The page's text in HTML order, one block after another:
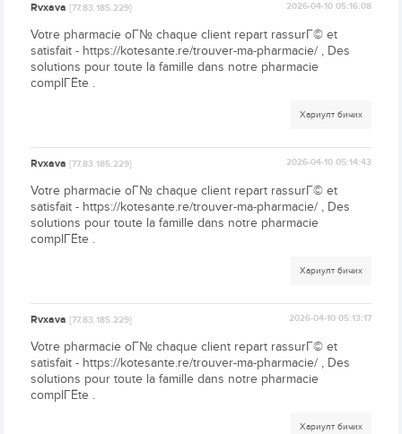
Rvxava[77.83.185.229] 2026-04-10 05:16:08
Votre pharmacie oГ№ chaque client repart rassurГ© et
satisfait - https://kotesante.re/trouver-ma-pharmacie/ , Des
solutions pour toute la famille dans notre pharmacie
complГЁte .
Хариулт бичих
Rvxava[77.83.185.229] 2026-04-10 05:14:43
Votre pharmacie oГ№ chaque client repart rassurГ© et
satisfait - https://kotesante.re/trouver-ma-pharmacie/ , Des
solutions pour toute la famille dans notre pharmacie
complГЁte .
Хариулт бичих
Rvxava[77.83.185.229] 2026-04-10 05:13:17
Votre pharmacie oГ№ chaque client repart rassurГ© et
satisfait - https://kotesante.re/trouver-ma-pharmacie/ , Des
solutions pour toute la famille dans notre pharmacie
complГЁte .
Хариулт бичих